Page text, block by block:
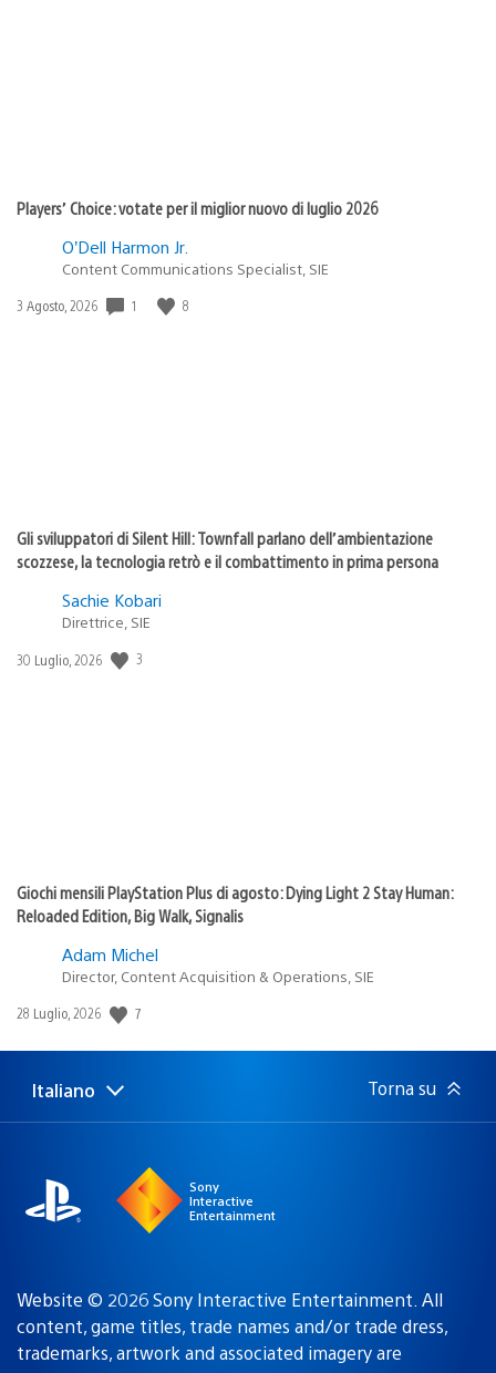
Players’ Choice: votate per il miglior nuovo di luglio 2026
O’Dell Harmon Jr.
Content Communications Specialist, SIE
Data
3 Agosto, 2026 1 8
Gli sviluppatori di Silent Hill: Townfall parlano dell’ambientazione
scozzese, la tecnologia retrò e il combattimento in prima persona
Sachie Kobari
Direttrice, SIE
Data
30 Luglio, 2026 3
Giochi mensili PlayStation Plus di agosto: Dying Light 2 Stay Human:
Reloaded Edition, Big Walk, Signalis
Adam Michel
Director, Content Acquisition & Operations, SIE
Data
pubblicazione:
28 Luglio, 2026 7
Seleziona
Regione
Italiano Torna su
Sony
Interactive
Entertainment
Website © 2026 Sony Interactive Entertainment. All
content, game titles, trade names and/or trade dress,
trademarks, artwork and associated imagery are